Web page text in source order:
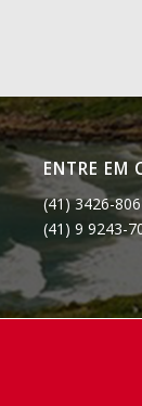
ENTRE EM
(41) 3426-
(41) 9 9243-